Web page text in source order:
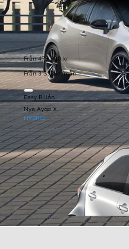
Från 479 900 kr
Från 3 333 kr/mån
Easy Billån
Nya Aygo X
HYBRID